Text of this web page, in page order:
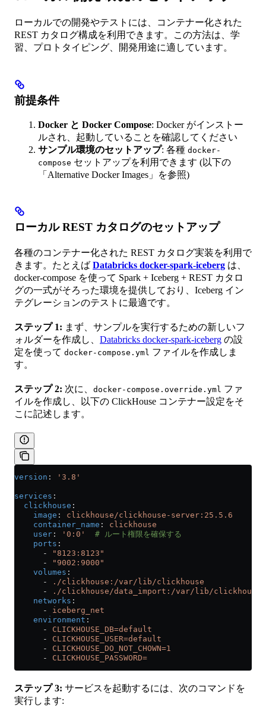
ローカルでの開発やテストには、コンテナー化された
REST カタログ構成を利用できます。この方法は、学
習、プロトタイピング、開発用途に適しています。
前提条件
Docker と Docker Compose: Docker がインストー
ルされ、起動していることを確認してください
サンプル環境のセットアップ: 各種 docker-
compose セットアップを利用できます (以下の
「Alternative Docker Images」を参照)
ローカル REST カタログのセットアップ
各種のコンテナー化された REST カタログ実装を利用で
きます。たとえば Databricks docker-spark-iceberg は、
docker-compose を使って Spark + Iceberg + REST カタロ
グの一式がそろった環境を提供しており、Iceberg イン
テグレーションのテストに最適です。
ステップ 1: まず、サンプルを実行するための新しいフ
ォルダーを作成し、 Databricks docker-spark-iceberg の設
定を使って docker-compose.yml ファイルを作成しま
す。
ステップ 2: 次に、 docker-compose.override.yml ファ
イルを作成し、以下の ClickHouse コンテナー設定をそ
こに記述します。
version : '3.8'
services :
  clickhouse
:
    image
: clickhouse/clickhouse-server:25.5.6
    container_name
: clickhouse
    user
: '0:0'
  # ルート権限を確保する
    ports
:
      -
"8123:8123"
      -
"9002:9000"
    volumes
:
      -
./clickhouse:/var/lib/clickhouse
      -
./clickhouse/data_import:/var/lib/clickhouse/
    networks
:
      -
iceberg_net
    environment
:
      -
CLICKHOUSE_DB=default
      -
CLICKHOUSE_USER=default
      -
CLICKHOUSE_DO_NOT_CHOWN=1
      -
CLICKHOUSE_PASSWORD=
ステップ 3: サービスを起動するには、次のコマンドを
実行します: